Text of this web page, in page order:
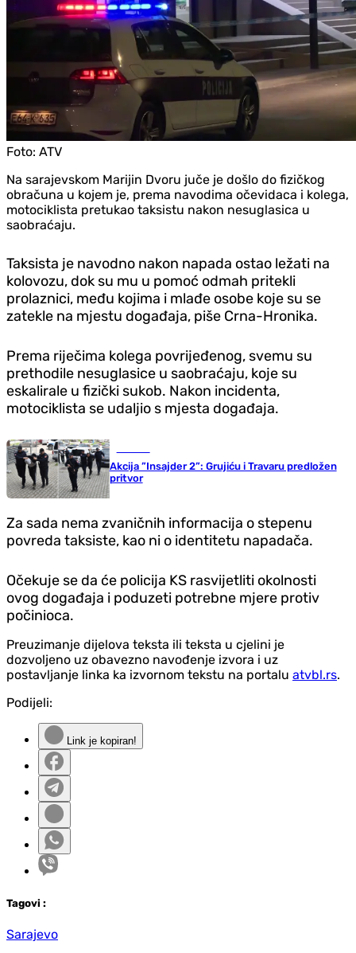
Foto: ATV
Na sarajevskom Marijin Dvoru juče je došlo do fizičkog
obračuna u kojem je, prema navodima očevidaca i kolega,
motociklista pretukao taksistu nakon nesuglasica u
saobraćaju.
Taksista je navodno nakon napada ostao ležati na
kolovozu, dok su mu u pomoć odmah pritekli
prolaznici, među kojima i mlađe osobe koje su se
zatekle na mjestu događaja, piše Crna-Hronika.
Prema riječima kolega povrijeđenog, svemu su
prethodile nesuglasice u saobraćaju, koje su
eskalirale u fizički sukob. Nakon incidenta,
motociklista se udaljio s mjesta događaja.
Akcija ”Insajder 2”: Grujiću i Travaru predložen
pritvor
Za sada nema zvaničnih informacija o stepenu
povreda taksiste, kao ni o identitetu napadača.
Očekuje se da će policija KS rasvijetliti okolnosti
ovog događaja i poduzeti potrebne mjere protiv
počinioca.
Preuzimanje dijelova teksta ili teksta u cjelini je
dozvoljeno uz obavezno navođenje izvora i uz
postavljanje linka ka izvornom tekstu na portalu atvbl.rs.
Podijeli:
Link je kopiran!
Tagovi :
Sarajevo